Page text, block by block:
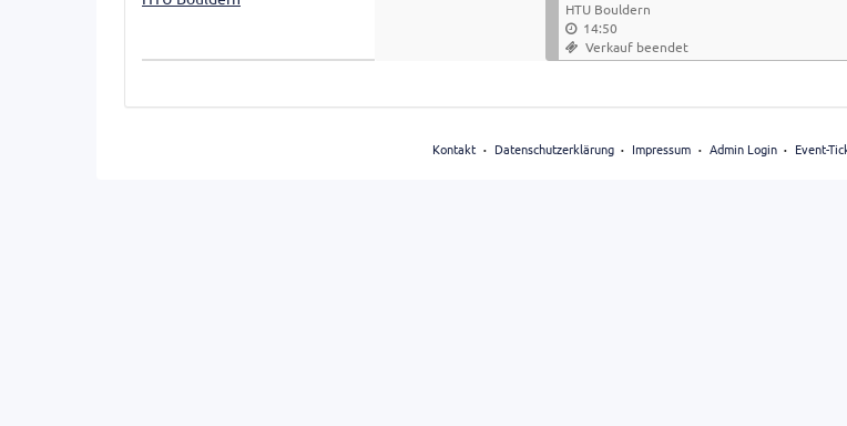
HTU Bouldern
14:50
Verkauf beendet
Kontakt Datenschutzerklärung Impressum Admin Login Event-